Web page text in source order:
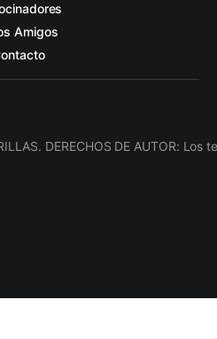
Amigos
DERECHOS DE